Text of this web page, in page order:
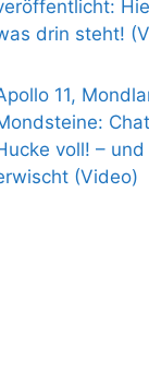
drin steht!
11,
voll! –
(Video)